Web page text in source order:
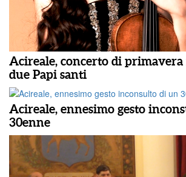
Acireale, concerto di
due Papi santi
Acireale, ennesimo gesto
30enne